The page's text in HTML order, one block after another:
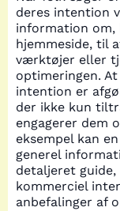
deres intention
information om,
hjemmeside, til
værktøjer eller
optimeringen.
intention er
der ikke kun
engagerer dem
eksempel kan
generel
detaljeret guide,
kommerciel
anbefalinger af